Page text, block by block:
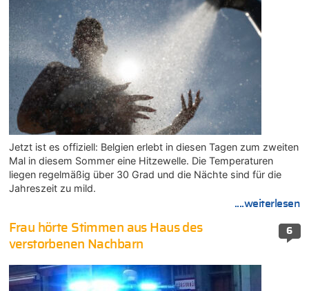
Jetzt ist es offiziell: Belgien erlebt in diesen Tagen zum zweiten
Mal in diesem Sommer eine Hitzewelle. Die Temperaturen
liegen regelmäßig über 30 Grad und die Nächte sind für die
Jahreszeit zu mild.
....weiterlesen
6
Frau hörte Stimmen aus Haus des
verstorbenen Nachbarn